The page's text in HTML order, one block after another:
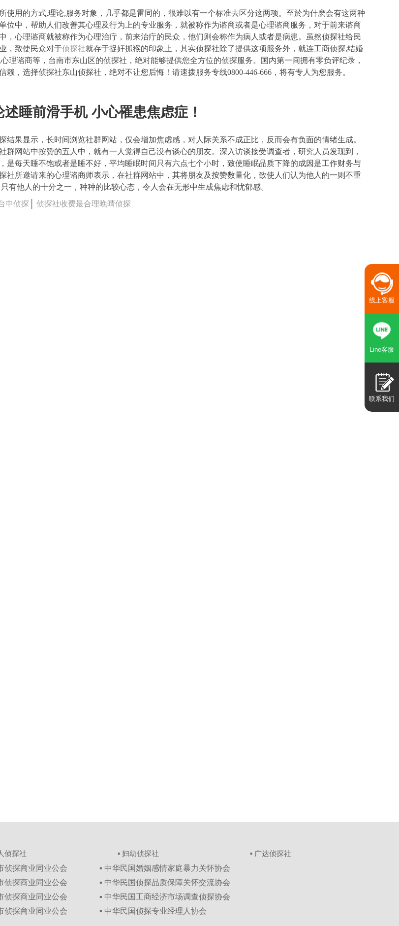
用的方式,理论,服务对象，几乎都是雷同的，很难以有一个标准去区分这两项。至於为什麽会有这两种
中，帮助人们改善其心理及行为上的专业服务，就被称作为谘商或者是心理谘商服务，对于前来谘商
心理谘商就被称作为心理治疔，前来治疔的民众，他们则会称作为病人或者是病患。虽然侦探社给民
，致使民众对于侦探社就存于捉奸抓猴的印象上，其实侦探社除了提供这项服务外，就连工商侦探,结婚
理谘商等，台南市东山区的侦探社，绝对能够提供您全方位的侦探服务。国内第一间拥有零负评纪录，
，选择侦探社东山侦探社，绝对不让您后悔！请速拨服务专线0800-446-666，将有专人为您服务。
睡前滑手机 小心罹患焦虑症！
果显示，长时间浏览社群网站，仅会增加焦虑感，对人际关系不成正比，反而会有负面的情绪生成。
网站中按赞的五人中，就有一人觉得自己没有谈心的朋友。深入访谈接受调查者，研究人员发现到，
每天睡不饱或者是睡不好，平均睡眠时间只有六点七个小时，致使睡眠品质下降的成因是工作财务与
所邀请来的心理谘商师表示，在社群网站中，其将朋友及按赞数量化，致使人们认为他人的一则不重
他人的十分之一，种种的比较心态，令人会在无形中生成焦虑和忧郁感。
中侦探 │侦探社收费最合理晚晴侦探
侦探社 ▪ 妇幼侦探社 ▪ 广达侦探社
侦探商业同业公会
侦探商业同业公会
侦探商业同业公会
侦探商业同业公会
▪ 中华民国婚姻感情家庭暴力关怀协会
▪ 中华民国侦探品质保障关怀交流协会
▪ 中华民国工商经济市场调查侦探协会
▪ 中华民国侦探专业经理人协会
线上客服
Line客服
联系我们